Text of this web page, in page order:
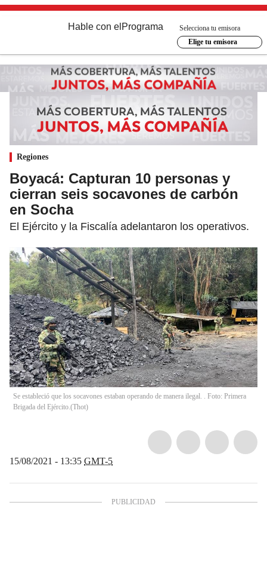
Hable con el Programa
Selecciona tu emisora
Elige tu emisora
Regiones
Boyacá: Capturan 10 personas y
cierran seis socavones de carbón
en Socha
El Ejército y la Fiscalía adelantaron los operativos.
Se estableció que los socavones estaban operando de manera ilegal. . Foto: Primera
Brigada del Ejército.(Thot)
15/08/2021 - 13:35 GMT-5